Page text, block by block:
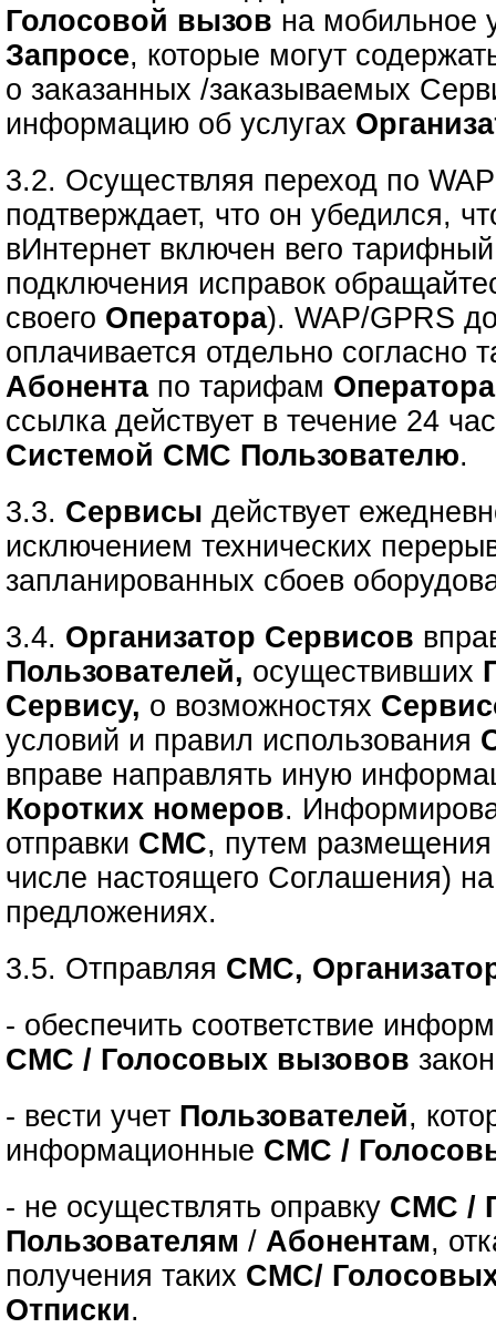
Голосовой вызов на мобильное
Запросе, которые могут
о заказанных /заказываемых
информацию об услугах
3.2. Осуществляя переход по
подтверждает, что он убедился,
вИнтернет включен вего
подключения исправок
своего Оператора). WAP/GPRS
оплачивается отдельно согласно
Абонентапо тарифам Оператора
ссылка действует в течение 24
Системой СМС Пользователю.
3.3. Сервисы действует
исключением технических
запланированных сбоев
3.4. Организатор Сервисов
Пользователей, осуществивших
Сервису, о возможностях
условий и правил использования
вправе направлять иную
Коротких номеров.
отправки СМС, путем
числе настоящего Соглашения)
предложениях.
3.5. Отправляя СМС,
- обеспечить соответствие
СМС / Голосовых вызовов
- вести учет Пользователей,
информационные СМС /
- не осуществлять оправку СМС /
Пользователям /Абонентам,
получения таких СМС/
Отписки.